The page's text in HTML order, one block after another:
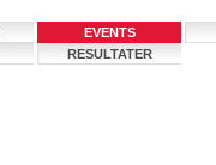
EVENTS
RESULTATER